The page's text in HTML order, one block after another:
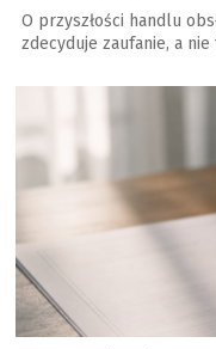
O przyszłości handlu
zdecyduje zaufanie, a
a